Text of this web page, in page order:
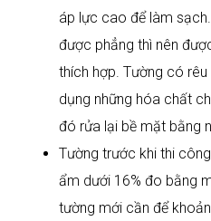
áp lực cao để làm
được phẳng thì nên
thích hợp. Tường có
dụng những hóa chất
đó rửa lại bề mặt bằng
Tường trước khi thi
ẩm dưới 16% đo bằng
tường mới cần để